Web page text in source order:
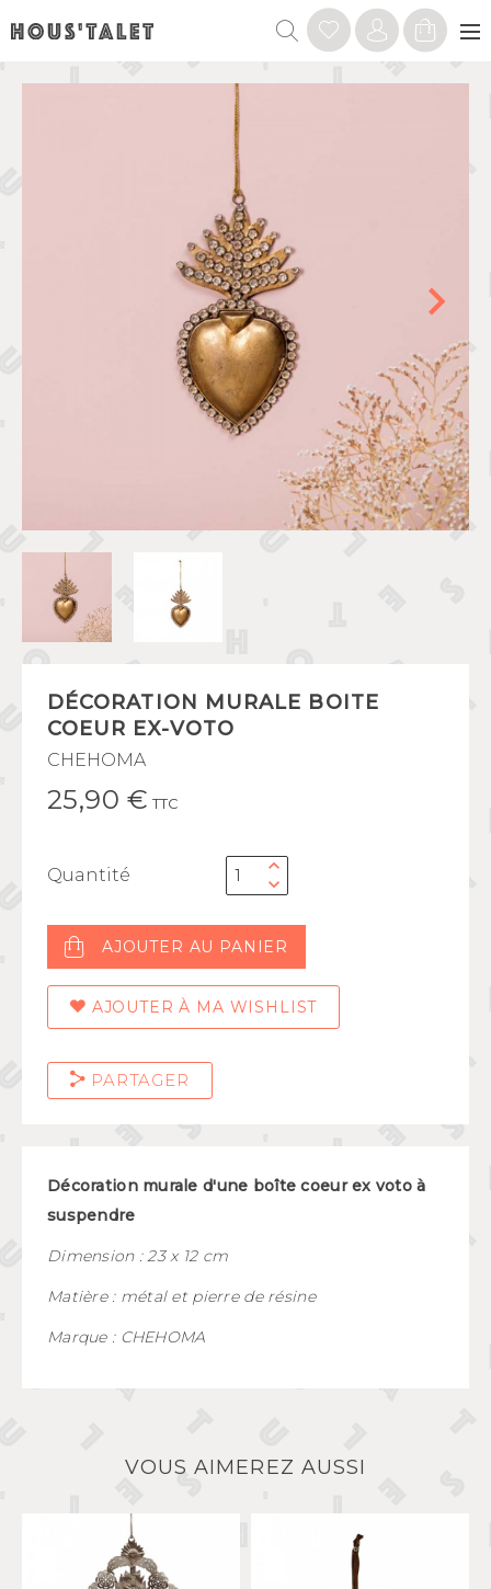
DÉCORATION MURALE BOITE
COEUR EX-VOTO
CHEHOMA
25,90 € TTC
Quantité
AJOUTER AU PANIER
AJOUTER À MA WISHLIST
PARTAGER
Décoration murale d'une boîte coeur ex voto à
suspendre
Dimension : 23 x 12 cm
Matière : métal et pierre de résine
Marque : CHEHOMA
VOUS AIMEREZ AUSSI